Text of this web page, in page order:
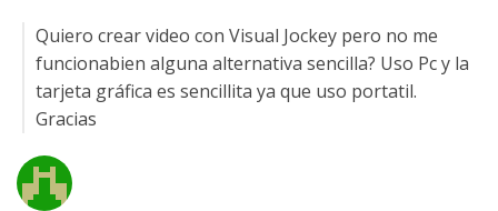
Quiero crear video con Visual Jockey pero no me
funcionabien alguna alternativa sencilla? Uso Pc y la
tarjeta gráfica es sencillita ya que uso portatil.
Gracias